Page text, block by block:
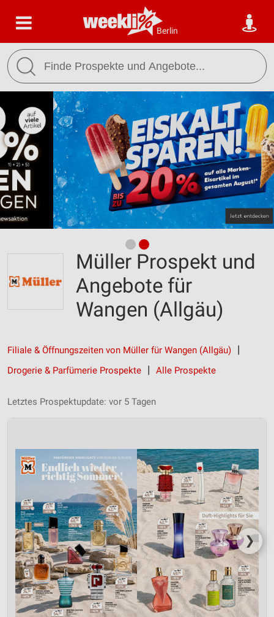
Berlin
Müller Prospekt und
Angebote für
Wangen (Allgäu)
Filiale & Öffnungszeiten von Müller für Wangen (Allgäu)
Drogerie & Parfümerie Prospekte
Alle Prospekte
Letztes Prospektupdate: vor 5 Tagen
❯